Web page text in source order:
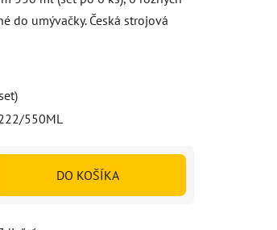
do umývačky. Česká strojová
550ML
DO KOŠÍKA